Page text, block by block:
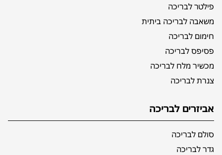
פילטר לבריכה
משאבה לבריכה ביתית
חימום לבריכה
פסיפס לבריכה
מכשיר מלח לבריכה
צנרת לבריכה
אביזרים לבריכה
סולם לבריכה
גדר לבריכה